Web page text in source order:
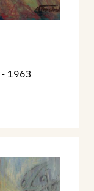
- 1963